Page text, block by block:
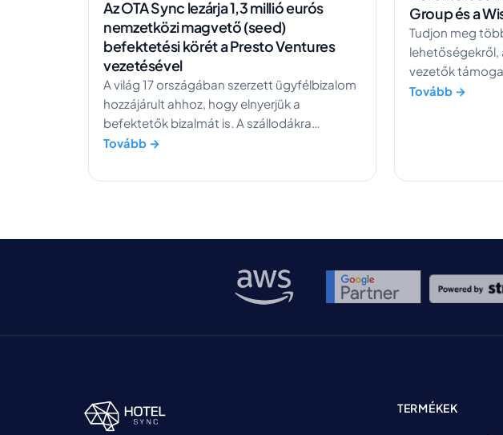
Az OTA Sync lezárja 1,3 millió eurós
nemzetközi magvető (seed)
befektetési körét a Presto Ventures
vezetésével
A világ 17 országában szerzett ügyfélbizalom
hozzájárult ahhoz, hogy elnyerjük a
befektetők bizalmát is. A szállodákra
fókuszáló OTA Sync segít a menedzsereknek
irányíthassák üzletüket. Örömmel jelentjük
1,3 millió eurós tőkét vontunk be. Ezt a
Tovább →
Group és a
Tudjon meg
lehetőségekről,
vezetők
Fund, a DSI
Tovább →
TERMÉKEK